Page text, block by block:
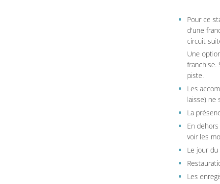
Pour ce
d'une
circuit
Une
franchise.
piste.
Les
laisse) ne
La
En
voir les
Le jour
Les